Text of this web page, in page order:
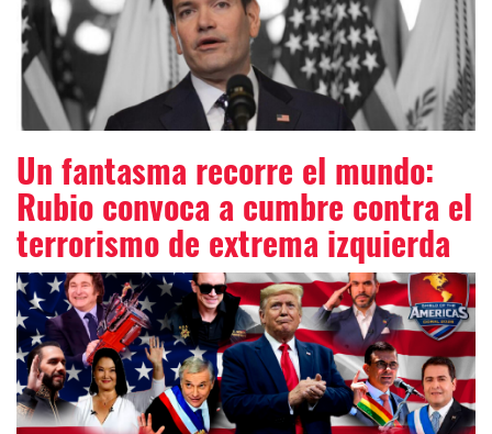
Un fantasma recorre el mundo:
Rubio convoca a cumbre contra el
terrorismo de extrema izquierda